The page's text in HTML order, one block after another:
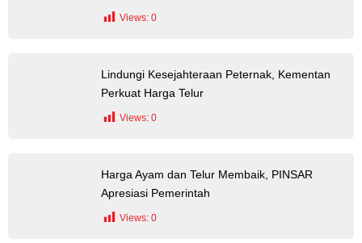
Views: 0
Lindungi Kesejahteraan Peternak, Kementan
Perkuat Harga Telur
Views: 0
Harga Ayam dan Telur Membaik, PINSAR
Apresiasi Pemerintah
Views: 0